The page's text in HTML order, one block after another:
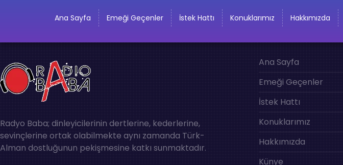
Ana Sayfa Emeği Geçenler İstek Hattı Konuklarımız Hakkımızda
Radyo Baba; dinleyicilerinin dertlerine, kederlerine,
sevinçlerine ortak olabilmekte aynı zamanda Türk-
Alman dostluğunun pekişmesine katkı sunmaktadır.
Ana Sayfa
Emeği Geçenler
İstek Hattı
Konuklarımız
Hakkımızda
Künye